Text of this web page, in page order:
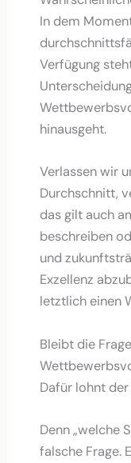
In dem
Verfügung
hinausgeht.
Verlassen wir
Durchschnitt,
das gilt auch
beschreiben
und
Exzellenz
letztlich einen
Bleibt die
Dafür lohnt
Denn „welche
falsche Frage.